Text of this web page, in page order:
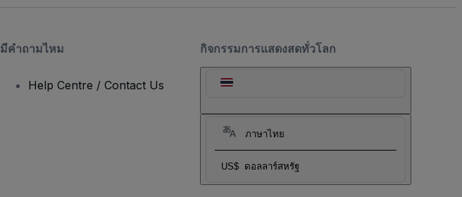
กิจกรรมการแสดงสดทั่วโลก
ภาษาไทย
US$ ดอลลาร์สหรัฐ
มีคําถามไหม
Help Centre / Contact Us